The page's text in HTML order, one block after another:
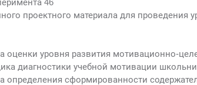
46
проектного материала для проведения
оценки уровня развития мотивационно-
диагностики учебной мотивации
определения сформированности